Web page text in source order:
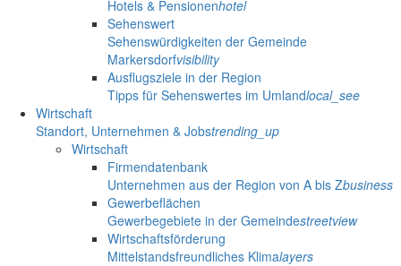
Hotels & Pensionenhotel
Sehenswert
Sehenswürdigkeiten der Gemeinde
Markersdorfvisibility
Ausflugsziele in der Region
Tipps für Sehenswertes im Umlandlocal_see
Wirtschaft
Standort, Unternehmen & Jobstrending_up
Wirtschaft
Firmendatenbank
Unternehmen aus der Region von A bis Zbusiness
Gewerbeflächen
Gewerbegebiete in der Gemeindestreetview
Wirtschaftsförderung
Mittelstandsfreundliches Klimalayers